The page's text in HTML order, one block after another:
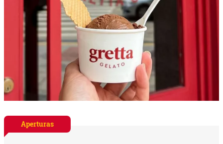
Aperturas